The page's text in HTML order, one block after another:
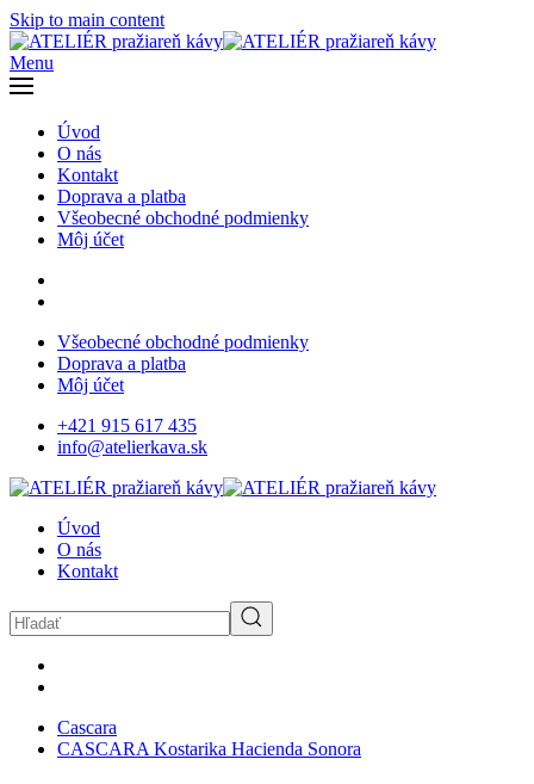
Skip to main content
Menu
Úvod
O nás
Kontakt
Doprava a platba
Všeobecné obchodné podmienky
Môj účet
Všeobecné obchodné podmienky
Doprava a platba
Môj účet
+421 915 617 435
info@atelierkava.sk
Úvod
O nás
Kontakt
Cascara
CASCARA Kostarika Hacienda Sonora